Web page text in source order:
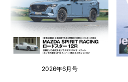
2026年6月号